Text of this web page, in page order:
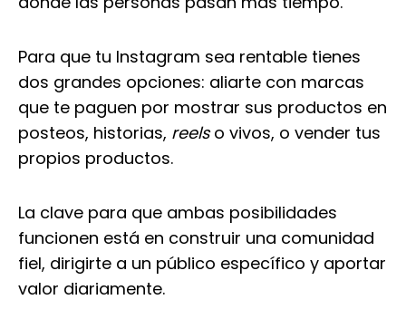
Para que tu Instagram sea rentable tienes
dos grandes opciones: aliarte con marcas
que te paguen por mostrar sus productos en
posteos, historias, reelso vivos, o vender tus
propios productos.
La clave para que ambas posibilidades
funcionen está en construir una comunidad
fiel, dirigirte a un público específico y aportar
valor diariamente.